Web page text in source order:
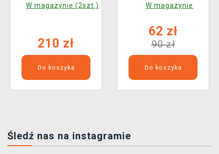
W magazynie (2szt.)
210 zł
Do koszyka
W magazynie
62 zł
90 zł
Do koszyka
Śledź nas na instagramie